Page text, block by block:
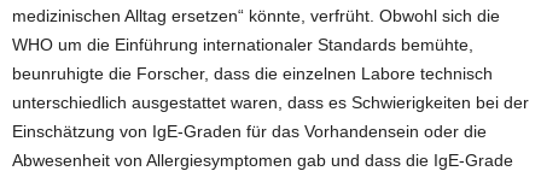
medizinischen Alltag ersetzen“ könnte, verfrüht. Obwohl sich die
WHO um die Einführung internationaler Standards bemühte,
beunruhigte die Forscher, dass die einzelnen Labore technisch
unterschiedlich ausgestattet waren, dass es Schwierigkeiten bei der
Einschätzung von IgE-Graden für das Vorhandensein oder die
Abwesenheit von Allergiesymptomen gab und dass die IgE-Grade